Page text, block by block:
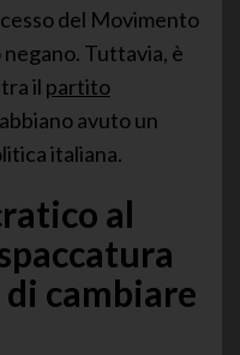
del Movimento
Tuttavia, è
il partito
abbiano avuto un
italiana.
al
cambiare